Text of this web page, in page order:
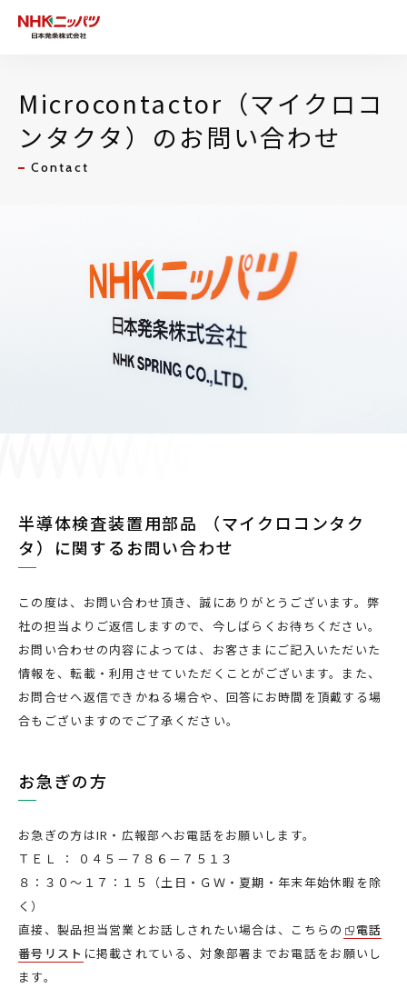
Microcontactor（マイクロコ
ンタクタ）のお問い合わせ
Contact
半導体検査装置用部品 （マイクロコンタク
タ）に関するお問い合わせ
この度は、お問い合わせ頂き、誠にありがとうございます。弊
社の担当よりご返信しますので、今しばらくお待ちください。
お問い合わせの内容によっては、お客さまにご記入いただいた
情報を、転載・利用させていただくことがございます。また、
お問合せへ返信できかねる場合や、回答にお時間を頂戴する場
合もございますのでご了承ください。
お急ぎの方
お急ぎの方はIR・広報部へお電話をお願いします。
ＴＥＬ ： ０４５－７８６－７５１３
８：３０～１７：１５（土日・ＧＷ・夏期・年末年始休暇を除
く）
直接、製品担当営業とお話しされたい場合は、こちらの
電話
番号リスト に掲載されている、対象部署までお電話をお願いし
ます。